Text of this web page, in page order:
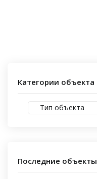
Категории объекта
Тип объекта
Последние объекты